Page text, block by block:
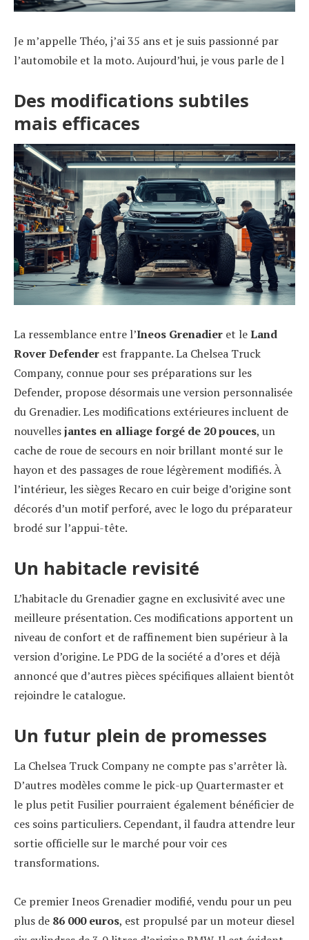
Je m’appelle Théo, j’ai 35 ans et je suis passionné par
l’automobile et la moto. Aujourd’hui, je vous parle de l
Des modifications subtiles
mais efficaces
La ressemblance entre l’Ineos Grenadier et leLand
Rover Defender est frappante. La Chelsea Truck
Company, connue pour ses préparations sur les
Defender, propose désormais une version personnalisée
du Grenadier. Les modifications extérieures incluent de
nouvellesjantes en alliage forgé de 20 pouces, un
cache de roue de secours en noir brillant monté sur le
hayon et des passages de roue légèrement modifiés. À
l’intérieur, les sièges Recaro en cuir beige d’origine sont
décorés d’un motif perforé, avec le logo du préparateur
brodé sur l’appui-tête.
Un habitacle revisité
L’habitacle du Grenadier gagne en exclusivité avec une
meilleure présentation. Ces modifications apportent un
niveau de confort et de raffinement bien supérieur à la
version d’origine. Le PDG de la société a d’ores et déjà
annoncé que d’autres pièces spécifiques allaient bientôt
rejoindre le catalogue.
Un futur plein de promesses
La Chelsea Truck Company ne compte pas s’arrêter là.
D’autres modèles comme le pick-up Quartermaster et
le plus petit Fusilier pourraient également bénéficier de
ces soins particuliers. Cependant, il faudra attendre leur
sortie officielle sur le marché pour voir ces
transformations.
Ce premier Ineos Grenadier modifié, vendu pour un peu
plus de 86 000 euros, est propulsé par un moteur diesel